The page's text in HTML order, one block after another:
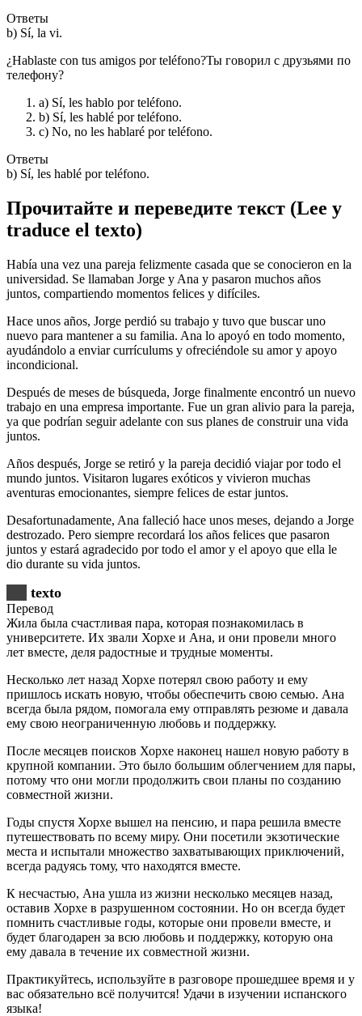
Ответы
b) Sí, la vi.
¿Hablaste con tus amigos por teléfono?Ты говорил с друзьями по
телефону?
a) Sí, les hablo por teléfono.
b) Sí, les hablé por teléfono.
c) No, no les hablaré por teléfono.
Ответы
b) Sí, les hablé por teléfono.
Прочитайте и переведите текст (Lee y
traduce el texto)
Había una vez una pareja felizmente casada que se conocieron en la
universidad. Se llamaban Jorge y Ana y pasaron muchos años
juntos, compartiendo momentos felices y difíciles.
Hace unos años, Jorge perdió su trabajo y tuvo que buscar uno
nuevo para mantener a su familia. Ana lo apoyó en todo momento,
ayudándolo a enviar currículums y ofreciéndole su amor y apoyo
incondicional.
Después de meses de búsqueda, Jorge finalmente encontró un nuevo
trabajo en una empresa importante. Fue un gran alivio para la pareja,
ya que podrían seguir adelante con sus planes de construir una vida
juntos.
Años después, Jorge se retiró y la pareja decidió viajar por todo el
mundo juntos. Visitaron lugares exóticos y vivieron muchas
aventuras emocionantes, siempre felices de estar juntos.
Desafortunadamente, Ana falleció hace unos meses, dejando a Jorge
destrozado. Pero siempre recordará los años felices que pasaron
juntos y estará agradecido por todo el amor y el apoyo que ella le
dio durante su vida juntos.
texto
Перевод
Жила была счастливая пара, которая познакомилась в
университете. Их звали Хорхе и Ана, и они провели много
лет вместе, деля радостные и трудные моменты.
Несколько лет назад Хорхе потерял свою работу и ему
пришлось искать новую, чтобы обеспечить свою семью. Ана
всегда была рядом, помогала ему отправлять резюме и давала
ему свою неограниченную любовь и поддержку.
После месяцев поисков Хорхе наконец нашел новую работу в
крупной компании. Это было большим облегчением для пары,
потому что они могли продолжить свои планы по созданию
совместной жизни.
Годы спустя Хорхе вышел на пенсию, и пара решила вместе
путешествовать по всему миру. Они посетили экзотические
места и испытали множество захватывающих приключений,
всегда радуясь тому, что находятся вместе.
К несчастью, Ана ушла из жизни несколько месяцев назад,
оставив Хорхе в разрушенном состоянии. Но он всегда будет
помнить счастливые годы, которые они провели вместе, и
будет благодарен за всю любовь и поддержку, которую она
ему давала в течение их совместной жизни.
Практикуйтесь, используйте в разговоре прошедшее время и у
вас обязательно всё получится! Удачи в изучении испанского
языка!